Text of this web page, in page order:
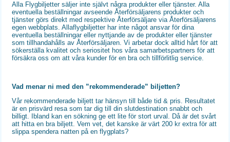
Alla Flygbiljetter säljer inte självt några produkter eller tjänster. Alla
eventuella beställningar avseende Återförsäljarens produkter och
tjänster görs direkt med respektive Återförsäljare via Återförsäljarens
egen webbplats. Allaflygbiljetter har inte något ansvar för dina
eventuella beställningar eller nyttjande av de produkter eller tjänster
som tillhandahålls av Återförsäljaren. Vi arbetar dock alltid hårt för att
sökerställa kvalitet och seriositet hos våra samarbetspartners för att
försäkra oss om att våra kunder för en bra och tillförlitlig service.
Vad menar ni med den ”rekommenderade” biljetten?
Vår rekommenderade biljett tar hänsyn till både tid & pris. Resultatet
är en prisvärd resa som tar dig till din slutdestination snabbt och
billigt. Ibland kan en sökning ge ett lite för stort urval. Då är det svårt
att hitta en bra biljett. Vem vet, det kanske är värt 200 kr extra för att
slippa spendera natten på en flygplats?